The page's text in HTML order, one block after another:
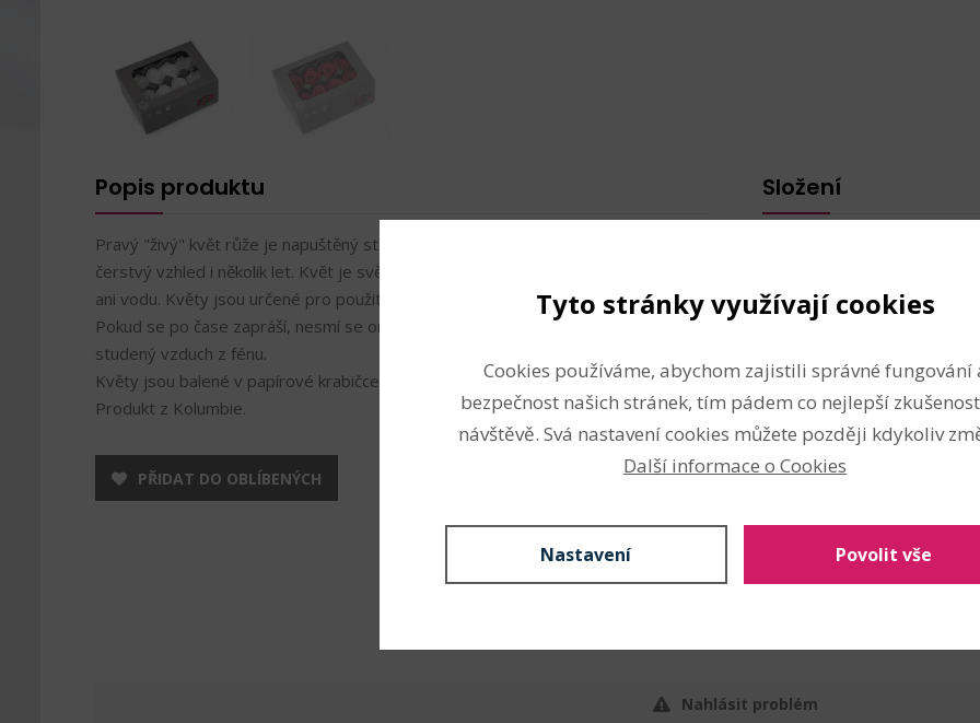
Popis produktu
Pravý "živý" květ růže je napuštěný stabilizovaným roztokem, čímž si zachová
čerstvý vzhled i několik let. Květ je svěží a na dotek měkký. Nepotřebuje světlo
ani vodu. Květy jsou určené pro použití v interiéru.
Pokud se po čase zapráší, nesmí se omývat vodou, doporučuje se použít
studený vzduch z fénu.
Květy jsou balené v papírové krabičce s průhledem.
Produkt z Kolumbie.
PŘIDAT DO OBLÍBENÝCH
Složení
Vlastnosti
Výška:cca 65 mm
Techniky
podzimní aranžování
smuteční aranžmá
svatební aranžování
Nahlásit problém
Tyto stránky využívají cookies
Cookies používáme, abychom zajistili správné fungování
bezpečnost našich stránek, tím pádem co nejlepší
návštěvě. Svá nastavení cookies můžete později kdykoliv
Další informace o Cookies
Nastavení Povolit vše